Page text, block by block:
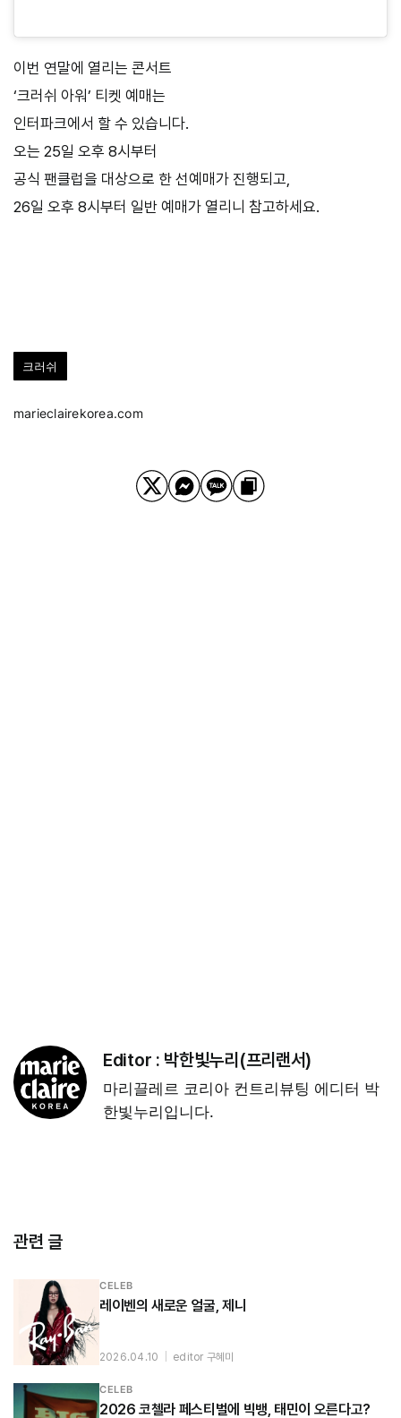
이번 연말에 열리는 콘서트
‘크러쉬 아워’ 티켓 예매는
인터파크에서 할 수 있습니다.
오는 25일 오후 8시부터
공식 팬클럽을 대상으로 한 선예매가 진행되고,
26일 오후 8시부터 일반 예매가 열리니 참고하세요.
크러쉬
marieclairekorea.com
Editor : 박한빛누리(프리랜서)
마리끌레르 코리아 컨트리뷰팅 에디터 박
한빛누리입니다.
관련 글
CELEB
레이벤의 새로운 얼굴, 제니
2026.04.10 editor 구혜미
CELEB
2026 코첼라 페스티벌에 빅뱅, 태민이 오른다고?